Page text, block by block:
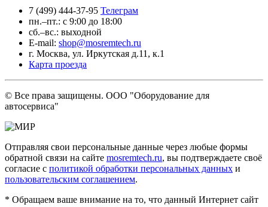
7 (499) 444-37-95 Телеграм
пн.–пт.: с 9:00 до 18:00
сб.–вс.: выходной
E-mail: shop@mosremtech.ru
г. Москва, ул. Иркутская д.11, к.1
Карта проезда
© Все права защищены. ООО "Оборудование для
автосервиса"
Отправляя свои персональные данные через любые формы
обратной связи на сайте mosremtech.ru, вы подтверждаете своё
согласие с политикой обработки персональных данных и
пользовательским соглашением.
* Обращаем ваше внимание на то, что данный Интернет сайт